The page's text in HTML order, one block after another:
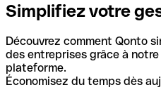
Simplifiez votre
Découvrez comment Qonto
des entreprises grâce à
plateforme.
Économisez du temps dès